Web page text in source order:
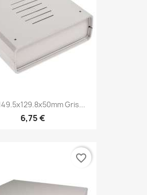
Gris...
6,75 €
favorite_border